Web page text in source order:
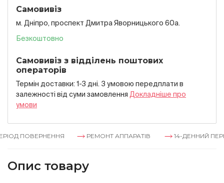
Самовивіз
м. Дніпро, проспект Дмитра Яворницького 60а.
Безкоштовно
Самовивіз з відділень поштових
операторів
Термін доставки: 1-3 дні. З умовою передплати в
залежностi вiд суми замовлення Докладнiше про
умови
ПОВЕРНЕННЯ РЕМОНТ АППАРАТІВ 14-ДЕННИЙ
Опис товару